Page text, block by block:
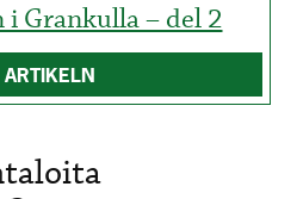
Grankulla – del 2